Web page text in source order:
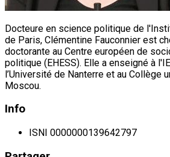
Docteure en science politique de
de Paris, Clémentine Fauconnier est
doctorante au Centre européen de
politique (EHESS). Elle a enseigné à
l’Université de Nanterre et au Collège
Moscou.
Info
ISNI 0000000139642797